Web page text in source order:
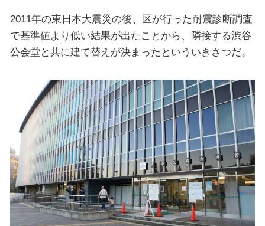
2011年の東日本大震災の後、区が行った耐震診断調査
で基準値より低い結果が出たことから、隣接する渋谷
公会堂と共に建て替えが決まったといういきさつだ。